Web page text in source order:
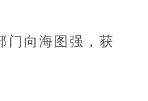
门向海图强，获